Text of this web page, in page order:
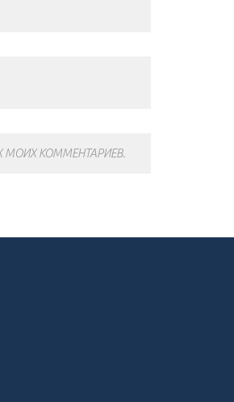
МОИХ КОММЕНТАРИЕВ.